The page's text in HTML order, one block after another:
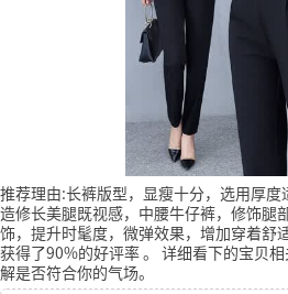
推荐理由:长裤版型，显瘦十分，选用厚
造修长美腿既视感，中腰牛仔裤，修饰腿
饰，提升时髦度，微弹效果，增加穿着舒适
获得了90%的好评率。 详细看下的宝贝
解是否符合你的气场。